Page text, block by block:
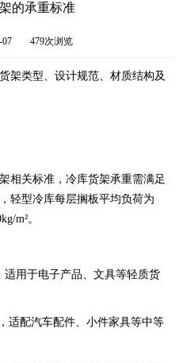
的承重标准
479次浏览
架类型、设计规范、材质结构及
相关标准，冷库货架承重需满足
轻型冷库每层搁板平均负荷为
m²。
适用于电子产品、文具等轻质货
适配汽车配件、小件家具等中等